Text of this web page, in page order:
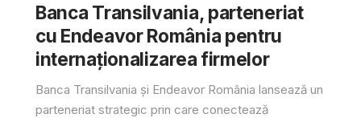
Banca Transilvania, parteneriat
cu Endeavor România pentru
internaționalizarea firmelor
Banca Transilvania și Endeavor România lansează un
parteneriat strategic prin care conectează